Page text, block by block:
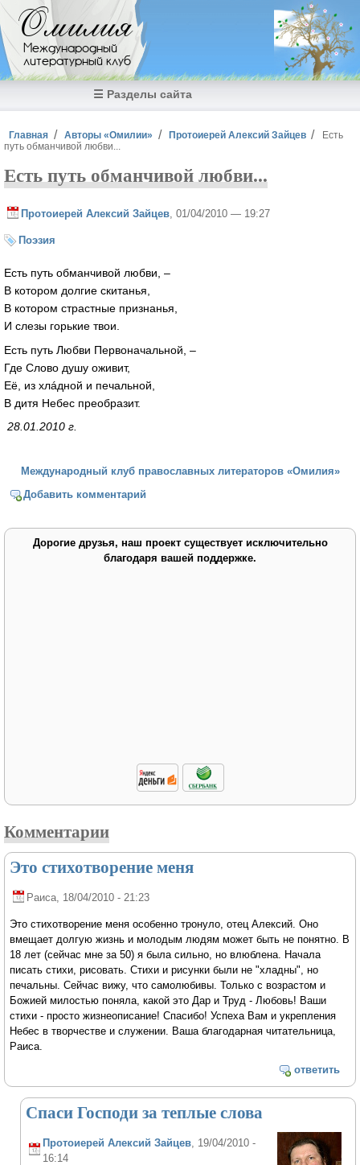
Перейти к основному содержанию
Омилия
Международный
литературный клуб
☰ Разделы сайта
Вы здесь
Главная Авторы «Омилии» Протоиерей Алексий Зайцев
Есть
путь обманчивой любви...
Есть путь обманчивой любви...
Протоиерей Алексий Зайцев , 01/04/2010 — 19:27
Поэзия
Есть путь обманчивой любви, –
В котором долгие скитанья,
В котором страстные признанья,
И слезы горькие твои.
Есть путь Любви Первоначальной, –
Где Слово душу оживит,
Её, из хлáдной и печальной,
В дитя Небес преобразит.
28.01.2010 г.
Международный клуб православных литераторов «Омилия»
Добавить комментарий
Дорогие друзья, наш проект существует исключительно
благодаря вашей поддержке.
Комментарии
Это стихотворение меня
Раиса, 18/04/2010 - 21:23
Это стихотворение меня особенно тронуло, отец Алексий. Оно
вмещает долгую жизнь и молодым людям может быть не понятно. В
18 лет (сейчас мне за 50) я была сильно, но влюблена. Начала
писать стихи, рисовать. Стихи и рисунки были не "хладны", но
печальны. Сейчас вижу, что самолюбивы. Только с возрастом и
Божией милостью поняла, какой это Дар и Труд - Любовь! Ваши
стихи - просто жизнеописание! Спасибо! Успеха Вам и укрепления
Небес в творчестве и служении. Ваша благодарная читательница,
Раиса.
ответить
Спаси Господи за теплые слова
Протоиерей Алексий Зайцев , 19/04/2010 -
16:14